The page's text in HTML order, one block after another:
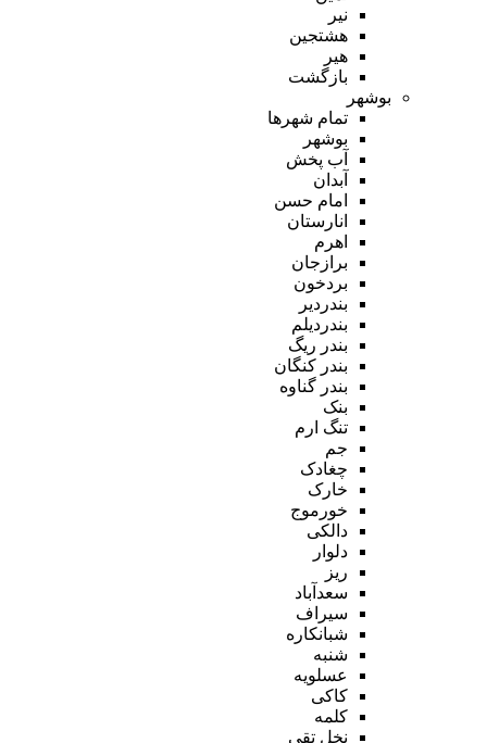
نیر
هشتجین
هیر
بازگشت
بوشهر
تمام شهر‌ها
بوشهر
آب پخش
آبدان
امام حسن
انارستان
اهرم
برازجان
بردخون
بندردیر
بندردیلم
بندر ریگ
بندر کنگان
بندر گناوه
بنک
تنگ ارم
جم
چغادک
خارک
خورموج
دالکی
دلوار
ریز
سعدآباد
سیراف
شبانکاره
شنبه
عسلویه
کاکی
کلمه
نخل تقی